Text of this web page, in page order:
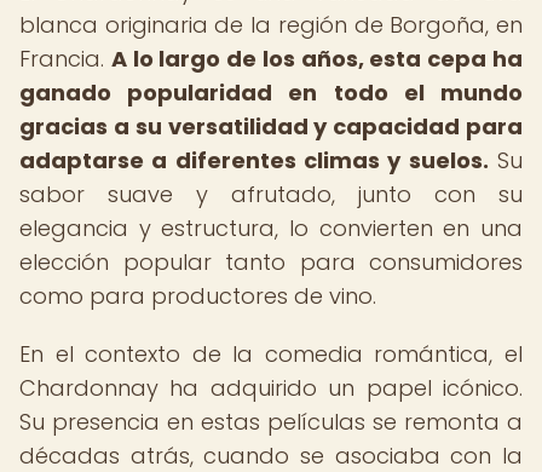
blanca originaria de la región de Borgoña, en
Francia. A lo largo de los años, esta cepa ha
ganado popularidad en todo el mundo
gracias a su versatilidad y capacidad para
adaptarse a diferentes climas y suelos. Su
sabor suave y afrutado, junto con su
elegancia y estructura, lo convierten en una
elección popular tanto para consumidores
como para productores de vino.
En el contexto de la comedia romántica, el
Chardonnay ha adquirido un papel icónico.
Su presencia en estas películas se remonta a
décadas atrás, cuando se asociaba con la